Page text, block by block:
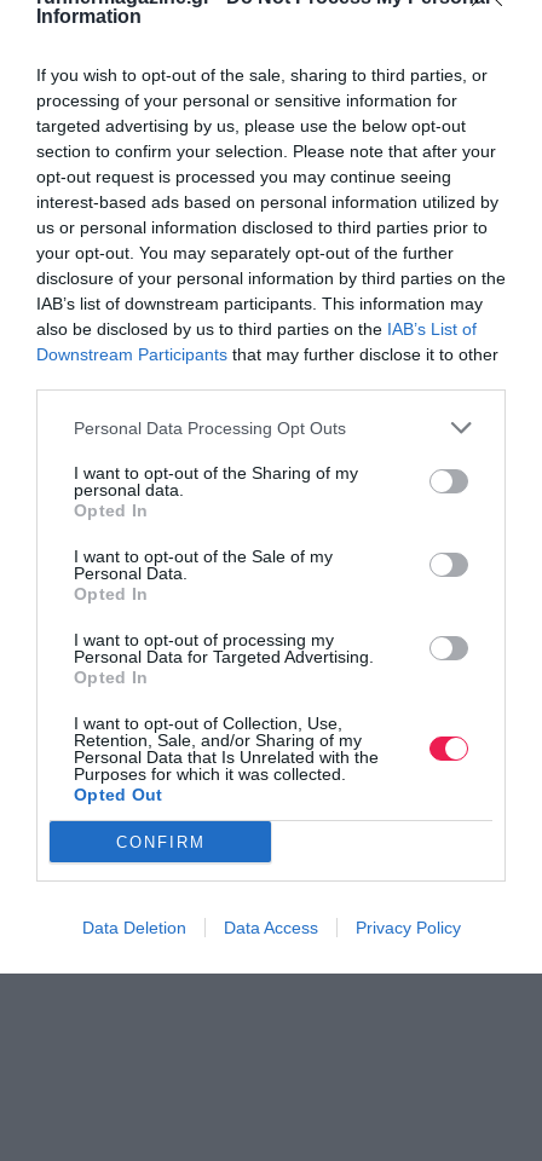
Information
If you wish to opt-out of the sale, sharing to third parties, or
processing of your personal or sensitive information for
targeted advertising by us, please use the below opt-out
section to confirm your selection. Please note that after your
opt-out request is processed you may continue seeing
interest-based ads based on personal information utilized by
us or personal information disclosed to third parties prior to
your opt-out. You may separately opt-out of the further
disclosure of your personal information by third parties on the
IAB’s list of downstream participants. This information may
also be disclosed by us to third parties on the IAB’s List of
Downstream Participants that may further disclose it to other
Personal Data Processing Opt Outs
I want to opt-out of the Sharing of my
personal data.
Opted In
I want to opt-out of the Sale of my
Personal Data.
Opted In
I want to opt-out of processing my
Personal Data for Targeted Advertising.
Opted In
I want to opt-out of Collection, Use,
Retention, Sale, and/or Sharing of my
Personal Data that Is Unrelated with the
Purposes for which it was collected.
Opted Out
CONFIRM
Data Deletion Data Access Privacy Policy
Γίνε Συνδρομητής
Βρες το RUNNER!
Όλα τα Τεύχη